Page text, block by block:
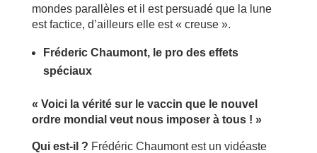
mondes parallèles et il est persuadé que la lune
est factice, d’ailleurs elle est « creuse ».
Fréderic Chaumont, le pro des effets
spéciaux
« Voici la vérité sur le vaccin que le nouvel
ordre mondial veut nous imposer à tous ! »
Qui est-il ? Frédéric Chaumont est un vidéaste